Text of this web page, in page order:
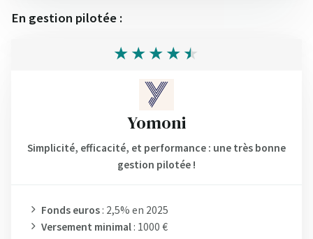
En gestion pilotée :
Yomoni
Simplicité, efficacité, et performance : une très bonne
gestion pilotée !
Fonds euros : 2,5% en 2025
Versement minimal : 1000 €